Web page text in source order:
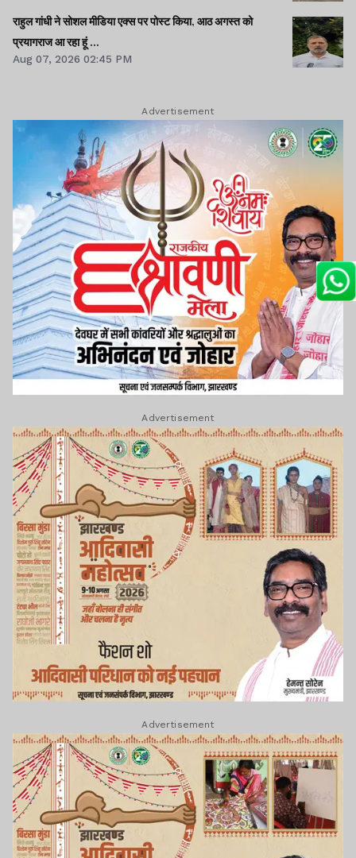
राहुल गांधी ने सोशल मीडिया एक्स पर पोस्ट किया, आठ अगस्त को
प्रयागराज आ रहा हूं ...
Aug 07, 2026 02:45 PM
Advertisement
Advertisement
Advertisement